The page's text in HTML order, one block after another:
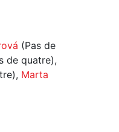
(Pas de
de quatre),
Marta